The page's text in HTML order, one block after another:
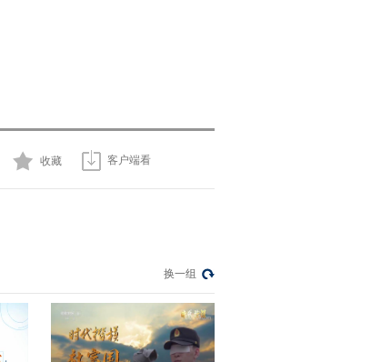
收藏 客户端看
换一组